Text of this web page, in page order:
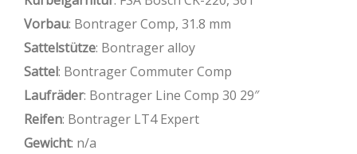
Vorbau: Bontrager Comp, 31.8 mm
Sattelstütze: Bontrager alloy
Sattel: Bontrager Commuter Comp
Laufräder: Bontrager Line Comp 30 29″
Reifen: Bontrager LT4 Expert
Gewicht: n/a